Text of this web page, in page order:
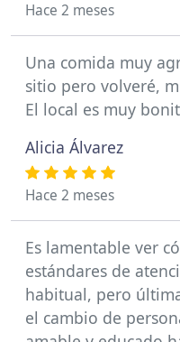
Hace 2 meses
Una comida muy
sitio pero volveré,
El local es muy
Alicia Álvarez
Hace 2 meses
Es lamentable ver
estándares de
habitual, pero
el cambio de